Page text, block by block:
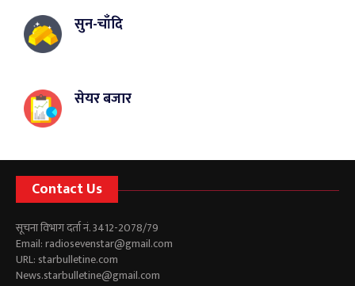
सुन-चाँदि
सेयर बजार
Contact Us
सूचना विभाग दर्ता नं. 3412-2078/79
Email:radiosevenstar@gmail.com
URL: starbulletine.com
News.starbulletine@gmail.com